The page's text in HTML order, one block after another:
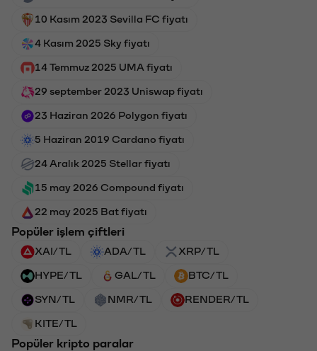
10 Kasım 2023 Sevilla FC fiyatı
4 Kasım 2025 Sky fiyatı
14 Temmuz 2025 UMA fiyatı
29 september 2023 Uniswap fiyatı
23 Haziran 2026 Polygon fiyatı
5 Haziran 2019 Cardano fiyatı
24 Aralık 2025 Stellar fiyatı
15 may 2026 Compound fiyatı
22 may 2025 Bat fiyatı
Popüler işlem çiftleri
XAI/TL ADA/TL XRP/TL
HYPE/TL GAL/TL BTC/TL
SYN/TL NMR/TL RENDER/TL
KITE/TL
Popüler kripto paralar